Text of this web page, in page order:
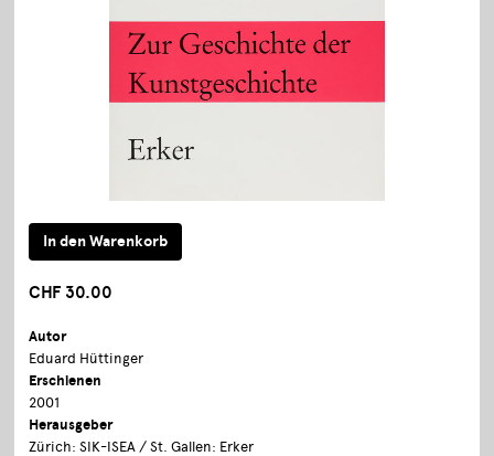
CHF 30.00
Autor
Eduard Hüttinger
Erschienen
2001
Herausgeber
Zürich: SIK-ISEA / St. Gallen: Erker